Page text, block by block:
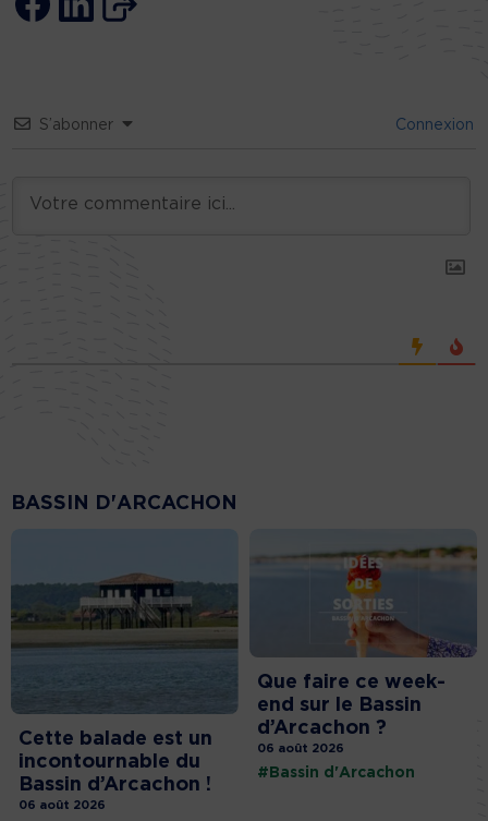
S’abonner Connexion
BASSIN D'ARCACHON
Cette balade est un
incontournable du
Bassin d’Arcachon !
06 août 2026
Que faire ce week-
end sur le Bassin
d’Arcachon ?
06 août 2026
#Bassin d'Arcachon